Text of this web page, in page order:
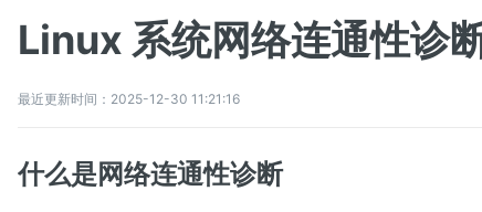
Linux 系统网络连通性诊
最近更新时间：2025-12-30 11:21:16
什么是网络连通性诊断